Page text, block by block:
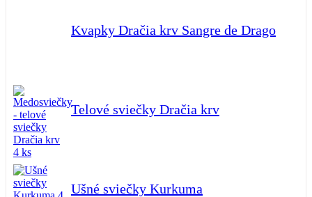
Kvapky Dračia krv Sangre de Drago
Telové sviečky Dračia krv
Ušné sviečky Kurkuma